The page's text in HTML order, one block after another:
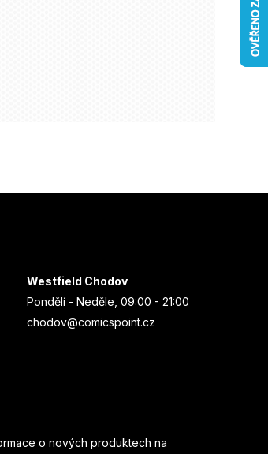
Westfield Chodov
Pondělí - Neděle, 09:00 - 21:00
chodov@comicspoint.cz
o nových produktech na